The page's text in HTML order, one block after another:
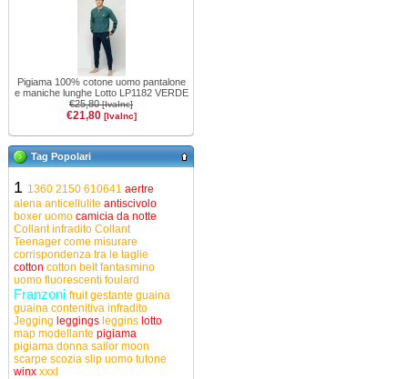
Pigiama 100% cotone uomo pantalone
e maniche lunghe Lotto LP1182 VERDE
€25,80[IvaInc]
€21,80 [IvaInc]
Tag Popolari
1 1360 2150 610641 aertre
alena anticellulite antiscivolo
boxer uomo camicia da notte
Collant infradito Collant
Teenager come misurare
corrispondenza tra le taglie
cotton cotton beltfantasmino
uomo fluorescenti foulard
Franzoni fruitgestante guaina
guaina contenitiva infradito
Jegging leggings leggins lotto
map modellante pigiama
pigiama donna sailor moon
scarpe scozia slip uomo tutone
winx xxxl